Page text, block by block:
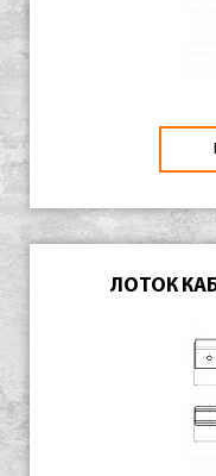
ЛОТОК